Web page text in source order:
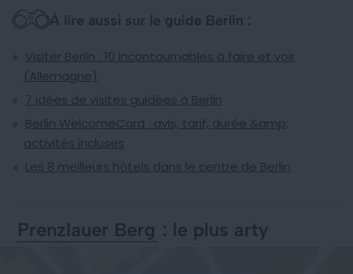
À lire aussi sur le guide Berlin :
Visiter Berlin : 10 incontournables à faire et voir
(Allemagne)
7 idées de visites guidées à Berlin
Berlin WelcomeCard : avis, tarif, durée &amp;
activités incluses
Les 8 meilleurs hôtels dans le centre de Berlin
Prenzlauer Berg : le plus arty